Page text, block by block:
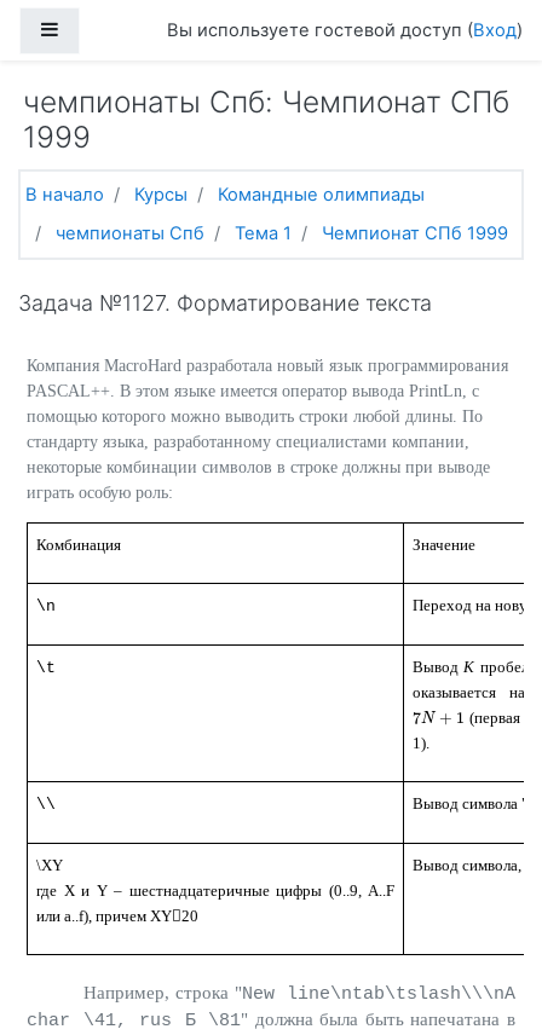
Боковая панельВы используете гостевой доступ (Вход)
чемпионаты Спб: Чемпионат СПб
1999
В начало Курсы
Командные олимпиады
чемпионаты Спб
Тема 1 Чемпионат СПб 1999
Задача №1127. Форматирование текста
Компания MacroHard разработала новый язык программирования
PASCAL++. В этом языке имеется оператор вывода PrintLn, с
помощью которого можно выводить строки любой длины. По
стандарту языка, разработанному специалистами компании,
некоторые комбинации символов в строке должны при выводе
играть особую роль:
Комбинация Значение
\n Переход на новую
\t ВыводK
оказывается
7N + 1
7N+ 1
(первая
1).
\\ Вывод символа "
\XY
где X и Y – шестнадцатеричные цифры (0..9, A..F
или a..f), причем XY20
Вывод символа,
Например, строка "New line\ntab\tslash\\\nA
char \41, rus Б \81" должна была быть напечатана в